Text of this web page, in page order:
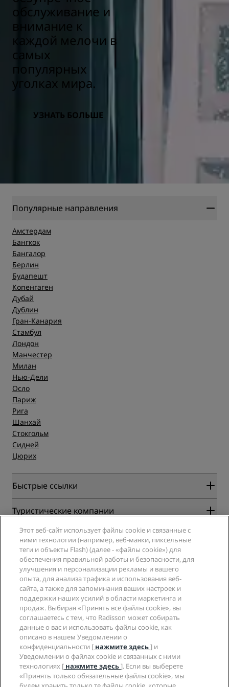
обслуживание и
внимание к
каждой мелочи в
самых
популярных
уголках мира.
УЗНАТЬ БОЛЬШЕ
Популярные направления
Амстердам
Бангкок
Бангалор
Берлин
Будапешт
Копенгаген
Дубай
Дублин
Гран-Канария
Стамбул
Лондон
Манчестер
Милан
Нью-Дели
Осло
Париж
Рига
Шанхай
Стокгольм
Сидней
Цюрих
Быстрые ссылки
Radisson Rewards
Гарантия лучшей цены онлайн
Blog
Направления
Новые и будущие отели
Приложение Radisson Hotels
Отели со статусом Sports Approved
Отели для семейного отдыха
Охрана здоровья и безопасность
Туристические компании
Партнеры
Турагенты
Компания
Radisson Hotel Group
СМИ
Вакансии в RHG
Вакансии в PPHE
Вакансии в EHL
The Club by RHG
Возможности развития
Социально ответственный бизнес
Закупки
Юридическая информация
Центр конфиденциальности
Правовая оговорка
Условия и положения программы Radisson Rewards
Соглашение о пользовании сайтом
Цифровая доступность
Заявление о современном рабстве
Помощь
Уведомления для клиентов
Контактная информация
Часто задаваемые вопросы
Карта сайта
Социальные сети
Бренды Radisson Hotels
Этот веб-сайт использует файлы cookie и связанные с
ними технологии (например, веб-маяки, пиксельные
теги и объекты Flash) (далее - «файлы cookie») для
обеспечения правильной работы и безопасности, для
улучшения и персонализации рекламы и вашего
опыта, для анализа трафика и использования веб-
сайта, а также для запоминания ваших настроек и
поддержки наших усилий в области маркетинга и
продаж. Выбирая «Принять все файлы cookie», вы
соглашаетесь с тем, что Radisson может собирать
данные о вас и использовать файлы cookie, как
описано в нашем Уведомлении о
конфиденциальности [ нажмите здесь] и
Уведомлении о файлах cookie и связанных с ними
технологиях [ нажмите здесь]. Если вы выберете
«Принять только обязательные файлы cookie», мы